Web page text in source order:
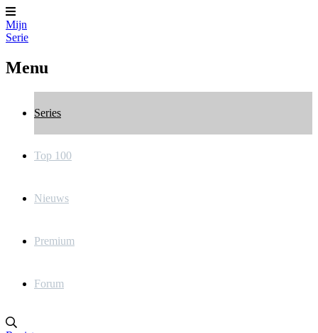
Mijn
Serie
Menu
Series
Top 100
Nieuws
Premium
Forum